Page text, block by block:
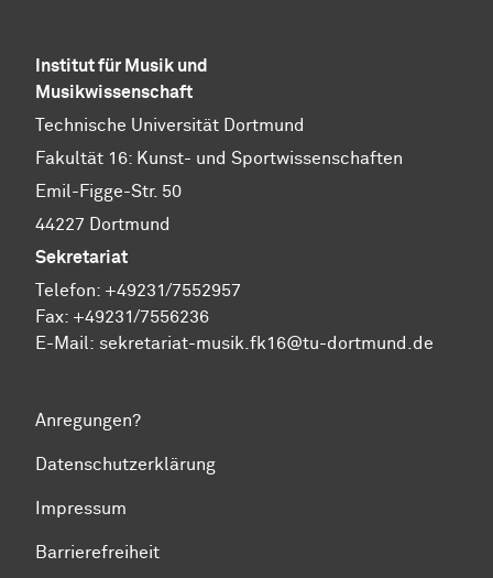
Institut für Musik und
Musikwissenschaft
Technische Universität Dortmund
Fakultät 16: Kunst- und Sportwissenschaften
Emil-Figge-Str. 50
44227 Dortmund
Sekretariat
Telefon: +49231/7552957
Fax: +49231/7556236
E-Mail: sekretariat-musik.fk16@tu-dortmund.de
Anregungen?
Datenschutzerklärung
Impressum
Barrierefreiheit